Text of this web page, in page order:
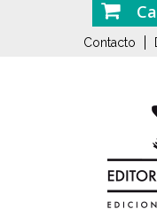
Contacto